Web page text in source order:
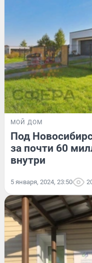
МОЙ ДОМ
Под
за почти 60
внутри
5 января, 2024, 23:50